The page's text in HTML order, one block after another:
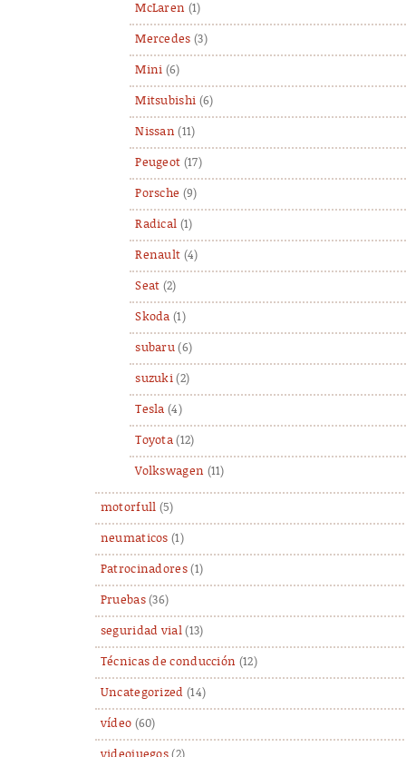
McLaren (1)
Mercedes (3)
Mini (6)
Mitsubishi (6)
Nissan (11)
Peugeot (17)
Porsche (9)
Radical (1)
Renault (4)
Seat (2)
Skoda (1)
subaru (6)
suzuki (2)
Tesla (4)
Toyota (12)
Volkswagen (11)
motorfull (5)
neumaticos (1)
Patrocinadores(1)
Pruebas(36)
seguridad vial(13)
Técnicas de conducción (12)
Uncategorized (14)
vídeo (60)